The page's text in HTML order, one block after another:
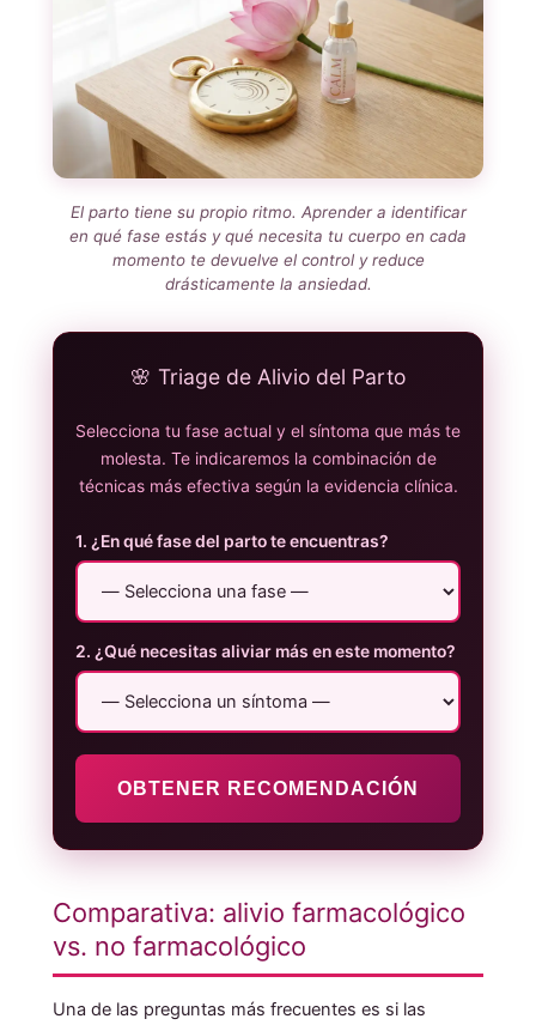
El parto tiene su propio ritmo. Aprender a identificar
en qué fase estás y qué necesita tu cuerpo en cada
momento te devuelve el control y reduce
drásticamente la ansiedad.
🌸 Triage de Alivio del Parto
Selecciona tu fase actual y el síntoma que más te
molesta. Te indicaremos la combinación de
técnicas más efectiva según la evidencia clínica.
1. ¿En qué fase del parto te encuentras?
2. ¿Qué necesitas aliviar más en este momento?
OBTENER RECOMENDACIÓN
Comparativa: alivio farmacológico
vs. no farmacológico
Una de las preguntas más frecuentes es si las